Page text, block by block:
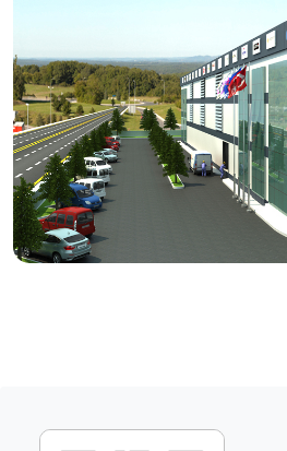
Vizyonumuz
Halı bakımında, doğru ürün
bakım ve temizlik hizmetinin
Üretici firmanın itibarını ve
anlayışı kazanmış servislerin
Ülke çapında aynı anlayış ve